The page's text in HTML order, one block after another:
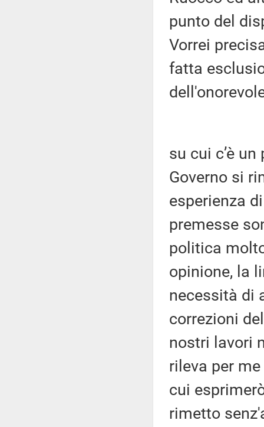
punto del
Vorrei
fatta
su cui c’è
Governo si
esperienza
premesse
politica
opinione, la
necessità di
correzioni
nostri lavori
rileva per
cui
rimetto